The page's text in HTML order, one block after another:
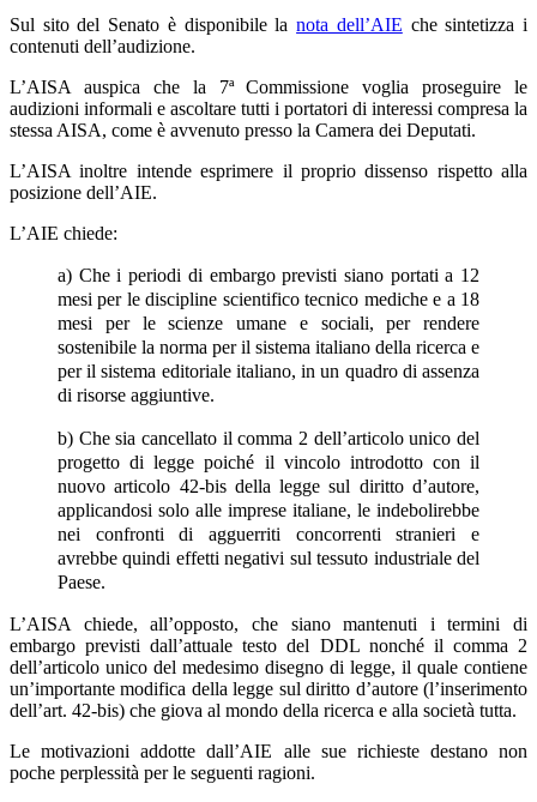
Sul sito del Senato è disponibile lanota dell’AIE che sintetizza i
contenuti dell’audizione.
L’AISA auspica che la 7ª Commissione voglia proseguire le
audizioni informali e ascoltare tutti i portatori di interessi compresa la
stessa AISA, come è avvenuto presso la Camera dei Deputati.
L’AISA inoltre intende esprimere il proprio dissenso rispetto alla
posizione dell’AIE.
L’AIE chiede:
a) Che i periodi di embargo previsti siano portati a 12
mesi per le discipline scientifico tecnico mediche e a 18
mesi per le scienze umane e sociali, per rendere
sostenibile la norma per il sistema italiano della ricerca e
per il sistema editoriale italiano, in un quadro di assenza
di risorse aggiuntive.
b) Che sia cancellato il comma 2 dell’articolo unico del
progetto di legge poiché il vincolo introdotto con il
nuovo articolo 42-bis della legge sul diritto d’autore,
applicandosi solo alle imprese italiane, le indebolirebbe
nei confronti di agguerriti concorrenti stranieri e
avrebbe quindi effetti negativi sul tessuto industriale del
Paese.
L’AISA chiede, all’opposto, che siano mantenuti i termini di
embargo previsti dall’attuale testo del DDL nonché il comma 2
dell’articolo unico del medesimo disegno di legge, il quale contiene
un’importante modifica della legge sul diritto d’autore (l’inserimento
dell’art. 42-bis) che giova al mondo della ricerca e alla società tutta.
Le motivazioni addotte dall’AIE alle sue richieste destano non
poche perplessità per le seguenti ragioni.